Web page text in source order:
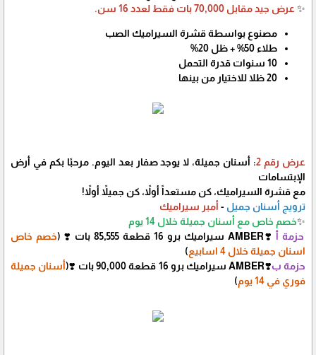
✨عرض جيد مقابل 70,000 بات فقط لعدد 16 سن.
مصنوع بواسطة قشرة السيراميك الصب
طلاء 50% + ظل 20%
10 سنوات قدرة التحمل
20 ظلا للاختيار من بينها
عرض رقم 2
: أسنان جميلة، لا يوجد صفار بعد اليوم. مرحبًا بكم في أرض
الإبتسامات
مع قشرة السيراميك، كن مستعداً أولاً، كن جميلاً أولاً!
ترويج أسنان جميل - أمبر سيراميك
✨خصم خاص مع أسنان جميلة خلال 14 يوم
حزمة أ❣️AMBER سيراميك برو 16 قطعة 85,555 بات ❣️ (
خصم خاص
اسنان جميلة خلال 4 اسابيع
)
حزمة ب❣️AMBER سيراميك برو 16 قطعة 90,000 بات ❣️(
أسنان جميلة
فوري في 14 يوم
)